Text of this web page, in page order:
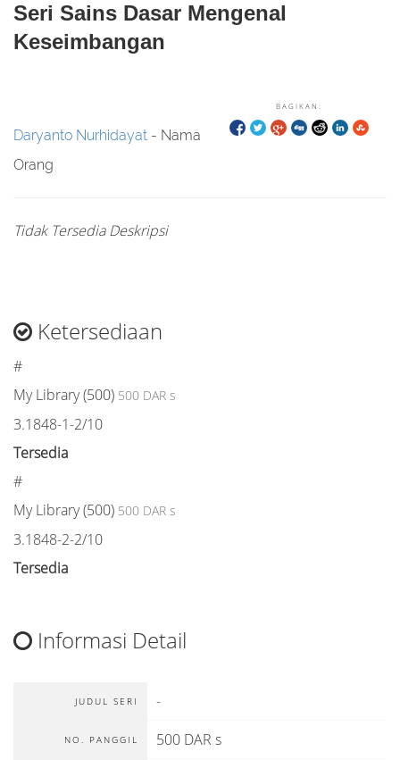
Seri Sains Dasar Mengenal
Keseimbangan
BAGIKAN:
Daryanto Nurhidayat - Nama
Orang
Tidak Tersedia Deskripsi
Ketersediaan
#
My Library (500) 500 DAR s
3.1848-1-2/10
Tersedia
#
My Library (500) 500 DAR s
3.1848-2-2/10
Tersedia
Informasi Detail
JUDUL SERI -
NO. PANGGIL 500 DAR s